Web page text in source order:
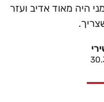
היה מאוד אדיב ועזר